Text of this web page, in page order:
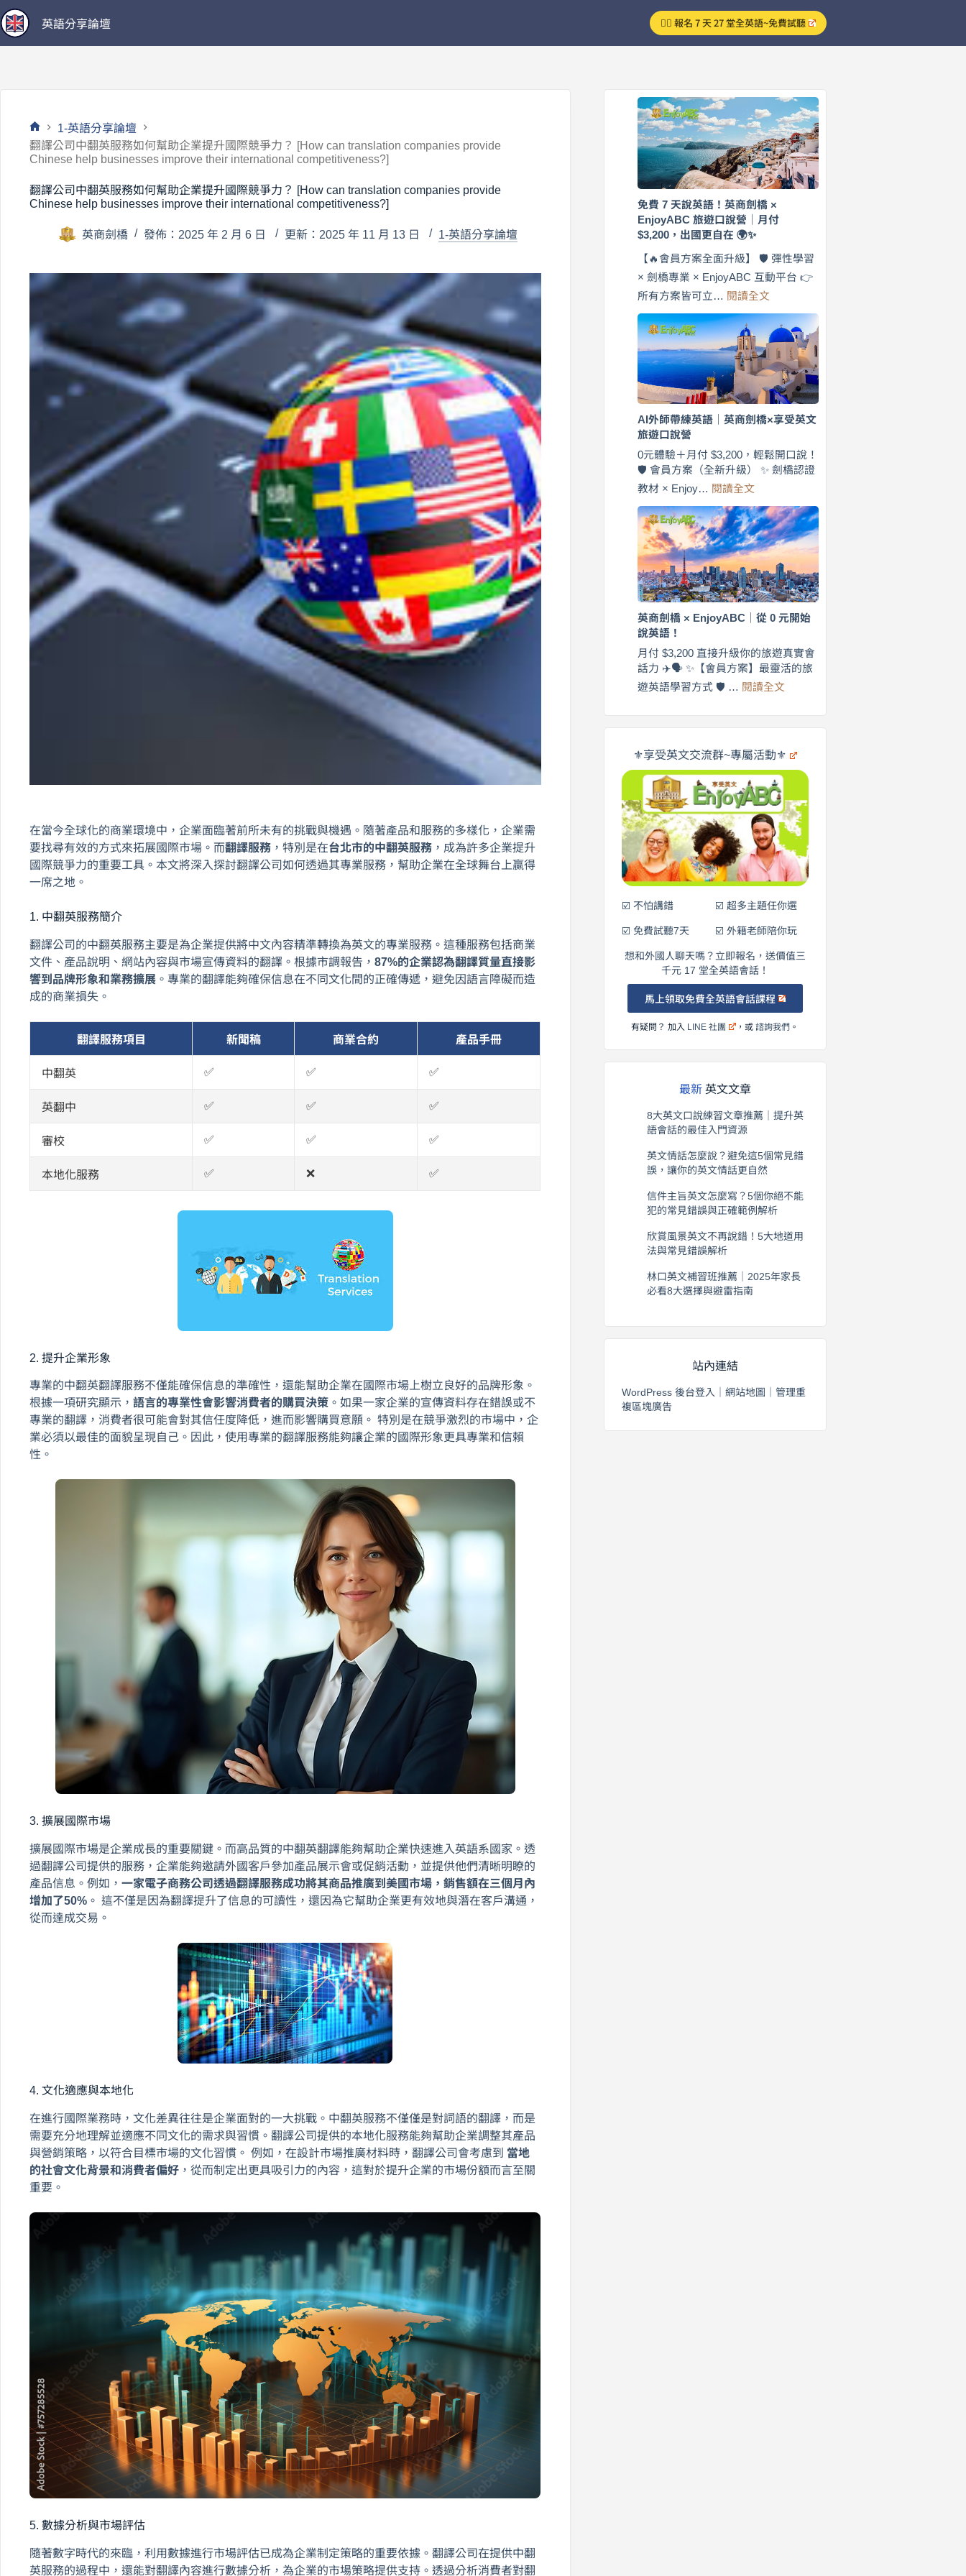
跳
至
主
英語分享論壇 👉🏻 報名 7 天 27 堂全英語~免費試聽
首
頁
1-英語分享論壇
翻譯公司中翻英服務如何幫助企業提升國際競爭力？ [How can translation companies provide
Chinese help businesses improve their international competitiveness?]
翻譯公司中翻英服務如何幫助企業提升國際競爭力？ [How can translation companies provide
Chinese help businesses improve their international competitiveness?]
英商劍橋 發佈：2025 年 2 月 6 日 更新：2025 年 11 月 13 日 1-英語分享論壇
在當今全球化的商業環境中，企業面臨著前所未有的挑戰與機遇。隨著產品和服務的多樣化，企業需
要找尋有效的方式來拓展國際市場。而翻譯服務 ，特別是在台北市的中翻英服務 ，成為許多企業提升
國際競爭力的重要工具。本文將深入探討翻譯公司如何透過其專業服務，幫助企業在全球舞台上贏得
一席之地。
1. 中翻英服務簡介
翻譯公司的中翻英服務主要是為企業提供將中文內容精準轉換為英文的專業服務。這種服務包括商業
文件、產品說明、網站內容與市場宣傳資料的翻譯。根據市調報告， 87%的企業認為翻譯質量直接影
響到品牌形象和業務擴展 。專業的翻譯能夠確保信息在不同文化間的正確傳遞，避免因語言障礙而造
成的商業損失。
翻譯服務項目 新聞稿 商業合約 產品手冊
中翻英 ✅ ✅ ✅
英翻中 ✅ ✅ ✅
審校 ✅ ✅ ✅
本地化服務 ✅ ❌ ✅
2. 提升企業形象
專業的中翻英翻譯服務不僅能確保信息的準確性，還能幫助企業在國際市場上樹立良好的品牌形象。
根據一項研究顯示， 語言的專業性會影響消費者的購買決策 。如果一家企業的宣傳資料存在錯誤或不
專業的翻譯，消費者很可能會對其信任度降低，進而影響購買意願。 特別是在競爭激烈的市場中，企
業必須以最佳的面貌呈現自己。因此，使用專業的翻譯服務能夠讓企業的國際形象更具專業和信賴
性。
3. 擴展國際市場
擴展國際市場是企業成長的重要關鍵。而高品質的中翻英翻譯能夠幫助企業快速進入英語系國家。透
過翻譯公司提供的服務，企業能夠邀請外國客戶參加產品展示會或促銷活動，並提供他們清晰明瞭的
產品信息。例如， 一家電子商務公司透過翻譯服務成功將其商品推廣到美國市場，銷售額在三個月內
增加了50% 。 這不僅是因為翻譯提升了信息的可讀性，還因為它幫助企業更有效地與潛在客戶溝通，
從而達成交易。
4. 文化適應與本地化
在進行國際業務時，文化差異往往是企業面對的一大挑戰。中翻英服務不僅僅是對詞語的翻譯，而是
需要充分地理解並適應不同文化的需求與習慣。翻譯公司提供的本地化服務能夠幫助企業調整其產品
與營銷策略，以符合目標市場的文化習慣。 例如，在設計市場推廣材料時，翻譯公司會考慮到 當地
的社會文化背景和消費者偏好 ，從而制定出更具吸引力的內容，這對於提升企業的市場份額而言至關
重要。
5. 數據分析與市場評估
隨著數字時代的來臨，利用數據進行市場評估已成為企業制定策略的重要依據。翻譯公司在提供中翻
英服務的過程中，還能對翻譯內容進行數據分析，為企業的市場策略提供支持。透過分析消費者對翻
免費 7 天說英語！英商劍橋 ×
EnjoyABC 旅遊口說營｜月付
$3,200，出國更自在 🌍✨
【🔥會員方案全面升級】 🛡️ 彈性學習
× 劍橋專業 × EnjoyABC 互動平台 👉
所有方案皆可立… 閱讀全文
費
7
天
說
英
語！
商
橋
×
EnjoyABC
遊
口
說
營
｜
月
付
$3,200，
更
自
在
✨
AI外師帶練英語｜英商劍橋×享受英文
旅遊口說營
0元體驗＋月付 $3,200，輕鬆開口說！
🛡️ 會員方案（全新升級） ✨ 劍橋認證
教材 × Enjoy… 閱讀全文
外
師
帶
練
英
語
｜
英
劍
橋
×
享
英
旅
遊
口
說
營
英商劍橋 × EnjoyABC｜從 0 元開始
說英語！
月付 $3,200 直接升級你的旅遊真實會
話力 ✈️🗣️ ✨【會員方案】最靈活的旅
遊英語學習方式 🛡️ … 閱讀全文
商
劍
×
EnjoyABC
0
元
開
始
說
英
語！
⚜️享受英文交流群~專屬活動⚜️
☑️ 不怕講錯
☑️ 免費試聽7天
☑️ 超多主題任你選
☑️ 外籍老師陪你玩
想和外國人聊天嗎？立即報名，送價值三
千元 17 堂全英語會話！
馬上領取免費全英語會話課程
有疑問？ 加入 LINE 社團 ，或諮詢我們 。
最新英文文章
8大英文口說練習文章推薦｜提升英
語會話的最佳入門資源
英文情話怎麼說？避免這5個常見錯
誤，讓你的英文情話更自然
信件主旨英文怎麼寫？5個你絕不能
犯的常見錯誤與正確範例解析
欣賞風景英文不再說錯！5大地道用
法與常見錯誤解析
林口英文補習班推薦｜2025年家長
必看8大選擇與避雷指南
站內連結
WordPress 後台登入 網站地圖
管理重
複區塊廣告